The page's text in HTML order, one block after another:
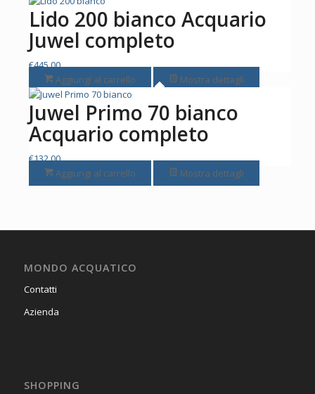
Lido 200 bianco Acquario
Juwel completo
€445,00
Aggiungi al carrello
Mostra dettagli
Juwel Primo 70 bianco
Acquario completo
€132,00
Aggiungi al carrello
Mostra dettagli
MONDO ACQUATICO
Contatti
Azienda
SHOPPING